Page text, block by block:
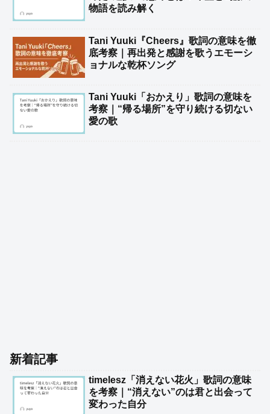
物語を読み解く
Tani Yuuki『Cheers』歌詞の意味を徹
底考察｜再出発と感謝を歌うエモーシ
ョナルな乾杯ソング
Tani Yuuki「おかえり」歌詞の意味を
考察｜“帰る場所”を守り続ける切ない
愛の歌
新着記事
timelesz「消えない花火」歌詞の意味
を考察｜“消えない”のは君と出会って
変わった自分